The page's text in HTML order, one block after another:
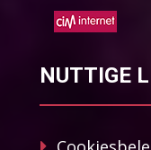
NUTTIGE